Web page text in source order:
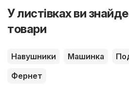
У листівках ви
товари
Навушники Машинка
Фернет